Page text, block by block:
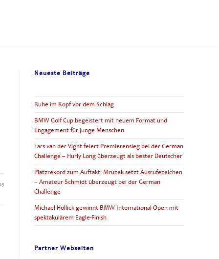
Neueste Beiträge
Ruhe im Kopf vor dem Schlag
BMW Golf Cup begeistert mit neuem Format und
Engagement für junge Menschen
Lars van der Vight feiert Premierensieg bei der German
Challenge – Hurly Long überzeugt als bester Deutscher
Platzrekord zum Auftakt: Mruzek setzt Ausrufezeichen
– Amateur Schmidt überzeugt bei der German
Challenge
Michael Hollick gewinnt BMW International Open mit
spektakulärem Eagle-Finish
Partner Webseiten